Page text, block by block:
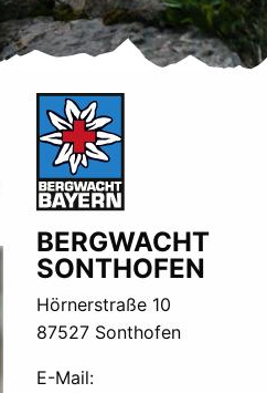
BERGWACHT
SONTHOFEN
Hörnerstraße 10
87527 Sonthofen
E-Mail: